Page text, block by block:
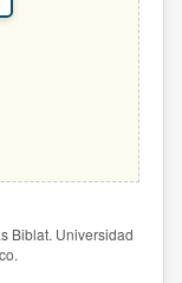
Biblat. Universidad